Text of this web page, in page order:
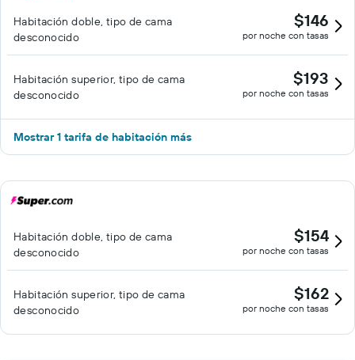
Habitación doble, tipo de cama
desconocido
$146
por noche con tasas
Habitación superior, tipo de cama
desconocido
$193
por noche con tasas
Mostrar 1 tarifa de habitación más
Habitación doble, tipo de cama
desconocido
$154
por noche con tasas
Habitación superior, tipo de cama
desconocido
$162
por noche con tasas